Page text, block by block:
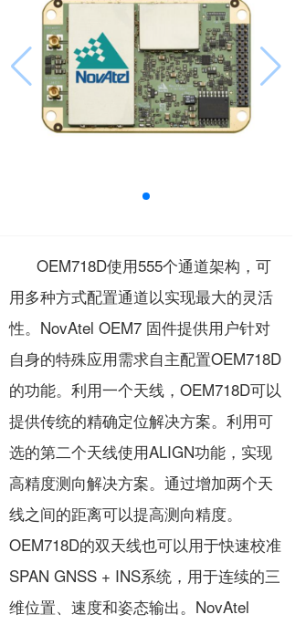
OEM718D使用555个通道架构，可
用多种方式配置通道以实现最大的灵活
性。NovAtel OEM7 固件提供用户针对
自身的特殊应用需求自主配置OEM718D
的功能。利用一个天线，OEM718D可以
提供传统的精确定位解决方案。利用可
选的第二个天线使用ALIGN功能，实现
高精度测向解决方案。通过增加两个天
线之间的距离可以提高测向精度。
OEM718D的双天线也可以用于快速校准
SPAN GNSS + INS系统，用于连续的三
维位置、速度和姿态输出。NovAtel